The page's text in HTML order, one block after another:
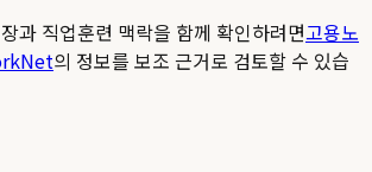
과 직업훈련 맥락을 함께 확인하려면고용노
의 정보를 보조 근거로 검토할 수 있습